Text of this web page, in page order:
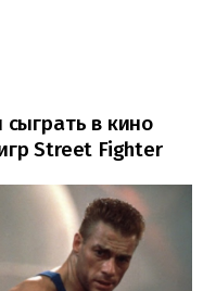
сыграть в кино
Street Fighter